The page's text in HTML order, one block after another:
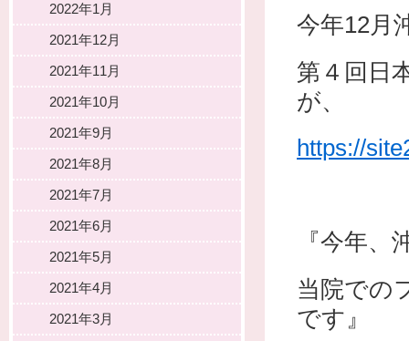
今年12月
第４回日
が、
https://
『今年、
当院での
です』
2022年1月
2021年12月
2021年11月
2021年10月
2021年9月
2021年8月
2021年7月
2021年6月
2021年5月
2021年4月
2021年3月